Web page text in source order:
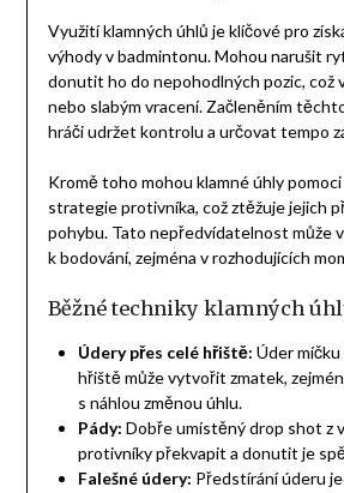
Využití klamných úhlů je klíčové pro
výhody v badmintonu. Mohou narušit
donutit ho do nepohodlných pozic, což
nebo slabým vracení. Začleněním
hráči udržet kontrolu a určovat tempo
Kromě toho mohou klamné úhly
strategie protivníka, což ztěžuje jejich
pohybu. Tato nepředvídatelnost může
k bodování, zejména v rozhodujících
Běžné techniky klamných
Údery přes celé hřiště: Úder
hřiště může vytvořit zmatek,
s náhlou změnou úhlu.
Pády: Dobře umístěný drop shot z
protivníky překvapit a donutit je
Falešné údery: Předstírání úderu